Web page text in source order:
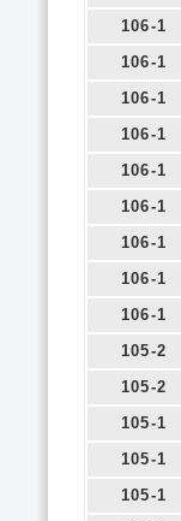
106-1
106-1
106-1
106-1
106-1
106-1
106-1
106-1
106-1
105-2
105-2
105-1
105-1
105-1